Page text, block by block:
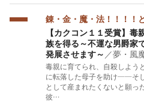
錬・金・魔・法！！！！
【カクコン１１受賞】
族を得る～不運な男爵家
発展させます～ ／夢・風
毒親に育てられ、自殺しよう
に転落した母子を助け――そ
として産まれたくないと願っ
彼…